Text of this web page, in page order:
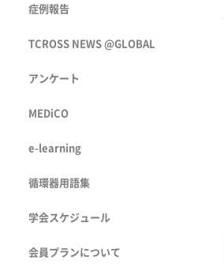
症例報告
TCROSS NEWS @GLOBAL
アンケート
MEDiCO
e-learning
循環器用語集
学会スケジュール
会員プランについて